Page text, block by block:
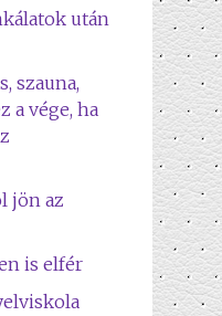
után
szauna,
a vége, ha
jön az
is elfér